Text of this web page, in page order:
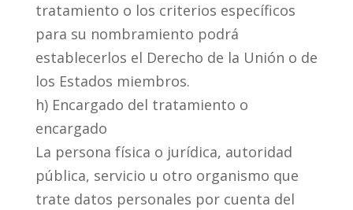
tratamiento o los criterios específicos
para su nombramiento podrá
establecerlos el Derecho de la Unión o de
los Estados miembros.
h) Encargado del tratamiento o
encargado
La persona física o jurídica, autoridad
pública, servicio u otro organismo que
trate datos personales por cuenta del